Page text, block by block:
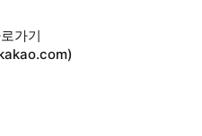
가기